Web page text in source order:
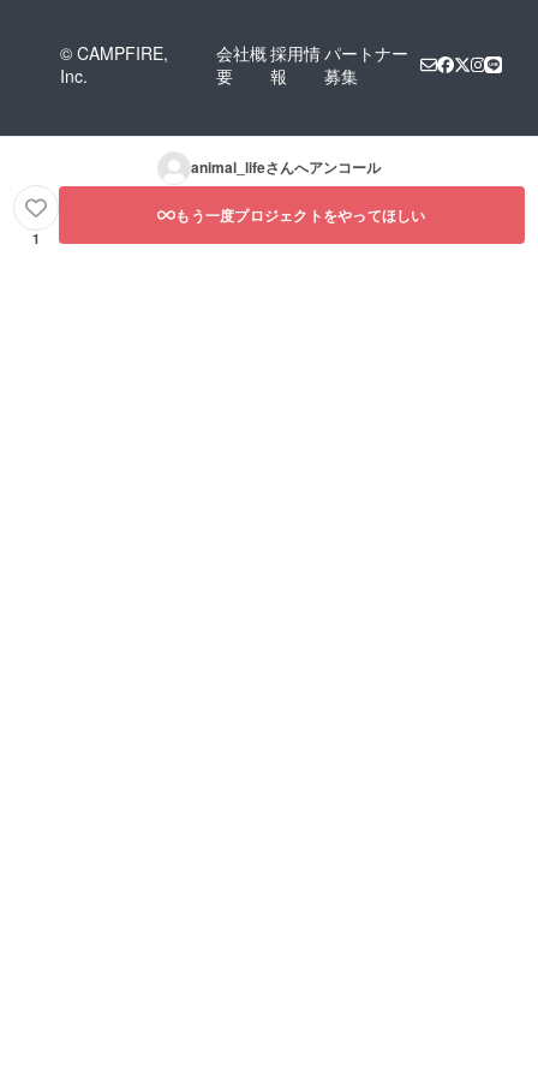
© CAMPFIRE,
Inc.
会社概
要
採用情
報
パートナー
募集
animal_lifeさんへアンコール
1
もう一度プロジェクトをやってほしい